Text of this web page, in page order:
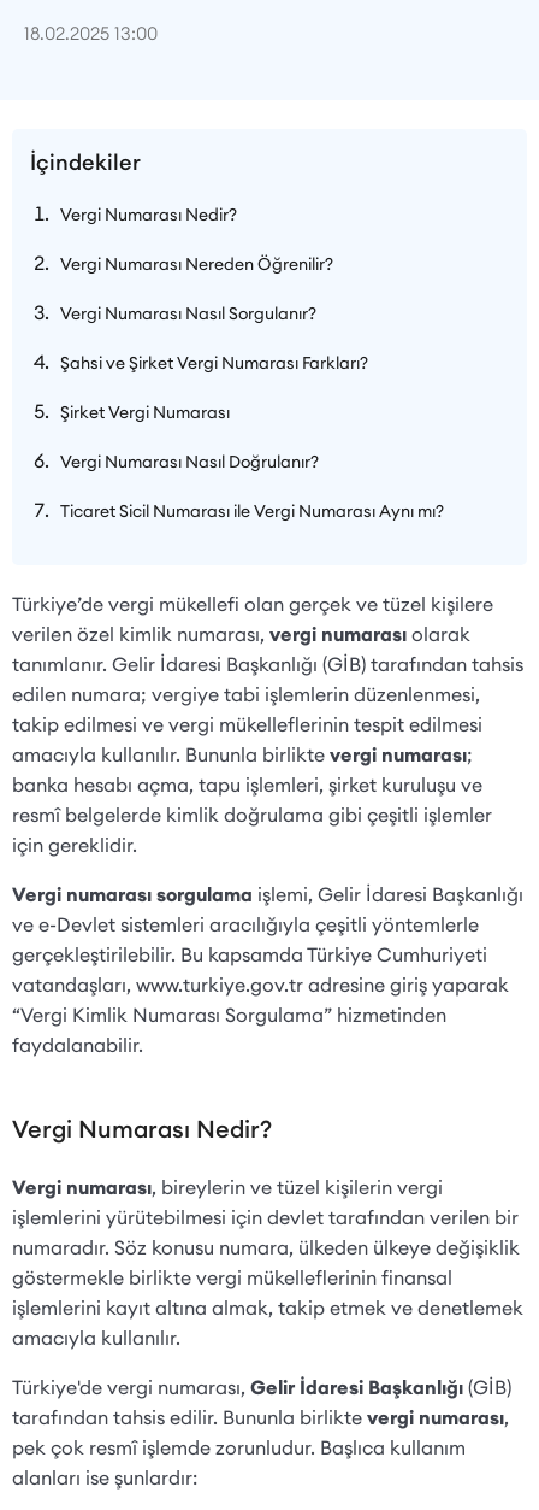
18.02.2025 13:00
İçindekiler
Vergi Numarası Nedir?
Vergi Numarası Nereden Öğrenilir?
Vergi Numarası Nasıl Sorgulanır?
Şahsi ve Şirket Vergi Numarası Farkları?
Şirket Vergi Numarası
Vergi Numarası Nasıl Doğrulanır?
Ticaret Sicil Numarası ile Vergi Numarası Aynı mı?
Türkiye’de vergi mükellefi olan gerçek ve tüzel kişilere
verilen özel kimlik numarası, vergi numarası olarak
tanımlanır. Gelir İdaresi Başkanlığı (GİB) tarafından tahsis
edilen numara; vergiye tabi işlemlerin düzenlenmesi,
takip edilmesi ve vergi mükelleflerinin tespit edilmesi
amacıyla kullanılır. Bununla birlikte vergi numarası;
banka hesabı açma, tapu işlemleri, şirket kuruluşu ve
resmî belgelerde kimlik doğrulama gibi çeşitli işlemler
için gereklidir.
Vergi numarası sorgulama işlemi, Gelir İdaresi Başkanlığı
ve e-Devlet sistemleri aracılığıyla çeşitli yöntemlerle
gerçekleştirilebilir. Bu kapsamda Türkiye Cumhuriyeti
vatandaşları, www.turkiye.gov.tr adresine giriş yaparak
“Vergi Kimlik Numarası Sorgulama” hizmetinden
faydalanabilir.
Vergi Numarası Nedir?
Vergi numarası, bireylerin ve tüzel kişilerin vergi
işlemlerini yürütebilmesi için devlet tarafından verilen bir
numaradır. Söz konusu numara, ülkeden ülkeye değişiklik
göstermekle birlikte vergi mükelleflerinin finansal
işlemlerini kayıt altına almak, takip etmek ve denetlemek
amacıyla kullanılır.
Türkiye'de vergi numarası, Gelir İdaresi Başkanlığı (GİB)
tarafından tahsis edilir. Bununla birlikte vergi numarası,
pek çok resmî işlemde zorunludur. Başlıca kullanım
alanları ise şunlardır: